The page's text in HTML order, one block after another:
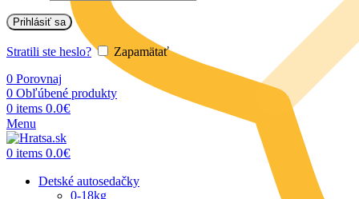
Prihlásiť sa
Stratili ste heslo?
Zapamätať
0 Porovnaj
0 Obľúbené produkty
0 items 0.0€
Menu
0 items 0.0€
Detské autosedačky
0-18kg